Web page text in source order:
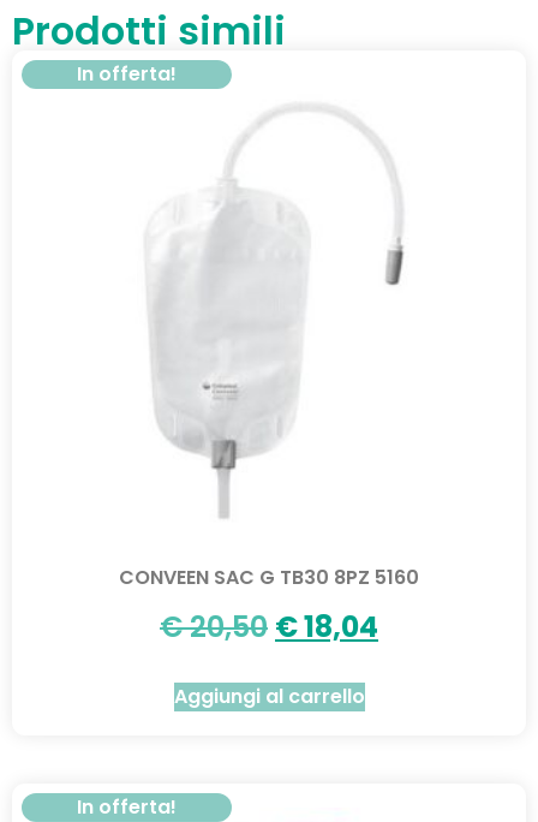
Prodotti simili
In offerta!
CONVEEN SAC G TB30 8PZ 5160
€20,50 €18,04
Aggiungi al carrello
In offerta!